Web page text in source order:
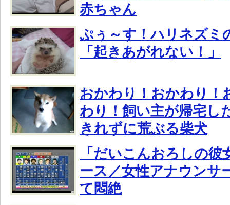
赤ちゃん
ぷぅ～す！ハリネズミ
「起きあがれない！」
おかわり！おかわり！
わり！飼い主が帰宅し
きれずに荒ぶる柴犬
「だいこんおろしの彼
ース／女性アナウンサ
て悶絶